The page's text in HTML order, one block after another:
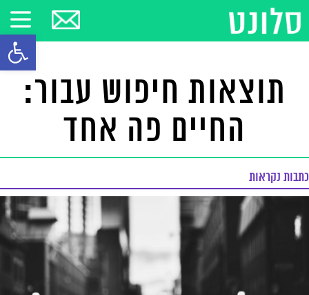
פתח
תוצאות חיפוש עבור:
החיים פה אחד
כתבות נקראות